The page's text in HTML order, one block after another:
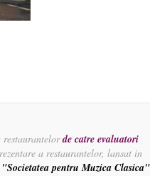
restaurantelorde catre evaluatori
a restaurantelor, lansat in
"Societatea pentru Muzica Clasica"